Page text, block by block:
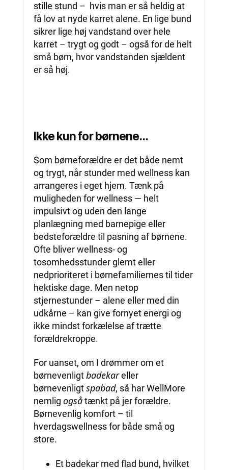
stille stund – hvis man er så heldig at
få lov at nyde karret alene. En lige bund
sikrer lige høj vandstand over hele
karret – trygt og godt – også for de helt
små børn, hvor vandstanden sjældent
er så høj.
Ikke kun for børnene…
Som børneforældre er det både nemt
og trygt, når stunder med wellness kan
arrangeres i eget hjem. Tænk på
muligheden for wellness — helt
impulsivt og uden den lange
planlægning med barnepige eller
bedsteforældre til pasning af børnene.
Ofte bliver wellness- og
tosomhedsstunder glemt eller
nedprioriteret i børnefamiliernes til tider
hektiske dage. Men netop
stjernestunder – alene eller med din
udkårne – kan give fornyet energi og
ikke mindst forkælelse af trætte
forældrekroppe.
For uanset, om I drømmer om et
børnevenligtbadekareller
børnevenligtspabad, så har WellMore
nemlig ogsåtænkt på jer forældre.
Børnevenlig komfort – til
hverdagswellness for både små og
store.
Et badekar med flad bund, hvilket